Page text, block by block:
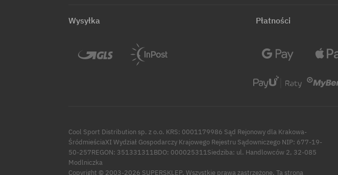
Wysyłka Płatności
Cool Sport Distribution sp. z o.o. KRS: 0001179986 Sąd Rejonowy dla Krakowa-
ŚródmieściaXI Wydział Gospodarczy Krajowego Rejestru Sądowniczego NIP: 677-19-
50-257REGON: 351331311BDO: 000025311Siedziba: ul. Handlowców 2, 32-085
Modlniczka
Copyright © 2003-2026 SUPERSKLEP. Wszystkie prawa zastrzeżone.Ta strona